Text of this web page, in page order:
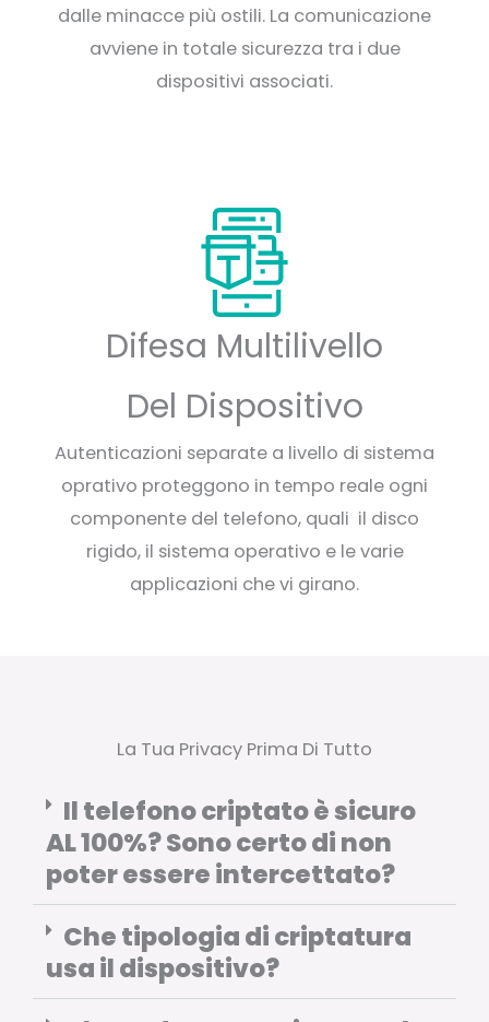
dalle minacce più ostili. La comunicazione
avviene in totale sicurezza tra i due
dispositivi associati.
Difesa Multilivello
Del Dispositivo
Autenticazioni separate a livello di sistema
oprativo proteggono in tempo reale ogni
componente del telefono, quali il disco
rigido, il sistema operativo e le varie
applicazioni che vi girano.
La Tua Privacy Prima Di Tutto
Il telefono criptato è sicuro
AL 100%? Sono certo di non
poter essere intercettato?
Che tipologia di criptatura
usa il dispositivo?